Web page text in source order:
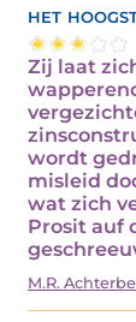
het
Zij laat
wordt
misleid
wat zich
Prosit auf
M.R.